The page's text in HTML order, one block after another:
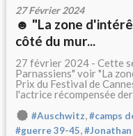
27 Février 2024
☻ "La zone
côté du mur...
27 février 2024 - Cette
Parnassiens" voir "La
Prix du Festival de
l'actrice récompensée
#Auschwitz,#camps
#guerre 39-45,